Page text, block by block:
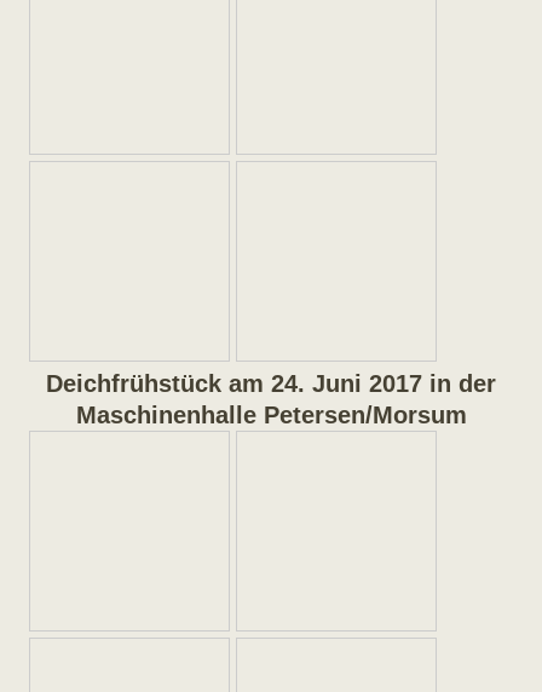
Deichfrühstück am 24. Juni 2017 in der
Maschinenhalle Petersen/Morsum